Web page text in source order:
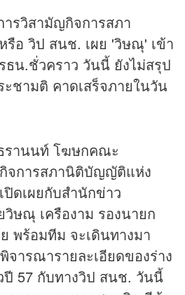
รวิสามัญกิจการสภา
อ วิป สนช. เผย 'วิษณุ' เข้า
ธน.ชั่วคราว วันนี้ ยังไม่สรุป
ชามติ คาดเสร็จภายในวัน
รานนท์ โฆษกคณะ
จการสภานิติบัญญัติแห่ง
ดเผยกับสำนักข่าว
วิษณุ เครืองาม รองนายก
พร้อมทีม จะเดินทางมา
ารณารายละเอียดของร่าง
57 กับทางวิป สนช. วันนี้